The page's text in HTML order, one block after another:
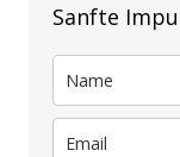
Sanfte